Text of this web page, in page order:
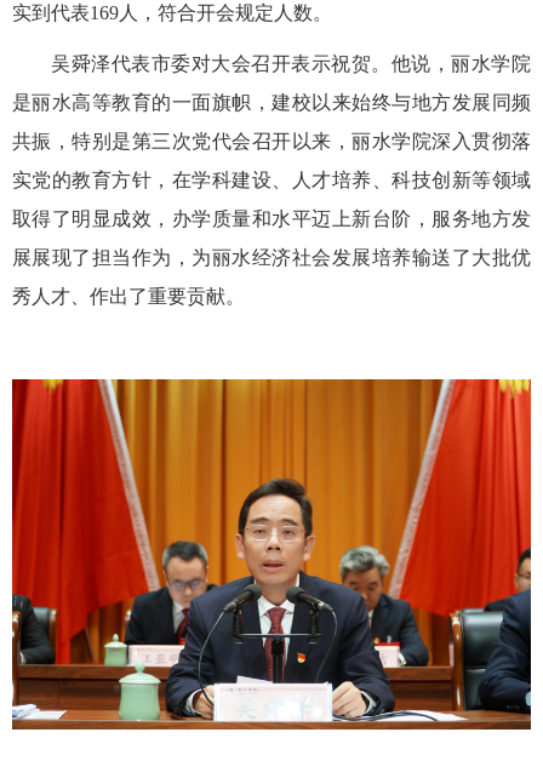
实到代表169人，符合开会规定人数。
吴舜泽代表市委对大会召开表示祝贺。他说，丽水学院
是丽水高等教育的一面旗帜，建校以来始终与地方发展同频
共振，特别是第三次党代会召开以来，丽水学院深入贯彻落
实党的教育方针，在学科建设、人才培养、科技创新等领域
取得了明显成效，办学质量和水平迈上新台阶，服务地方发
展展现了担当作为，为丽水经济社会发展培养输送了大批优
秀人才、作出了重要贡献。